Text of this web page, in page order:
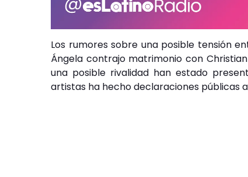
Los rumores sobre una posible tensión
Ángela contrajo matrimonio con
una posible rivalidad han estado
artistas ha hecho declaraciones públicas